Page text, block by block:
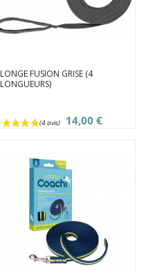
LONGE FUSION GRISE (4
LONGUEURS)
14,00 €